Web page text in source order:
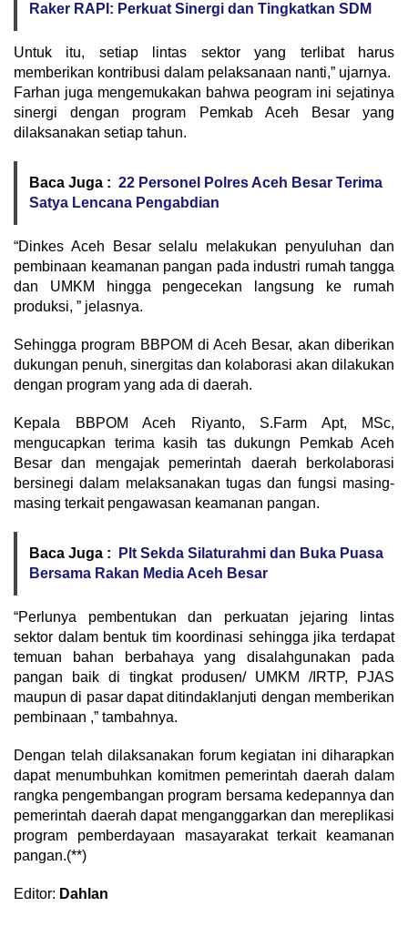
Raker RAPI: Perkuat Sinergi dan Tingkatkan SDM
Untuk itu, setiap lintas sektor yang terlibat harus
memberikan kontribusi dalam pelaksanaan nanti,” ujarnya.
Farhan juga mengemukakan bahwa peogram ini sejatinya
sinergi dengan program Pemkab Aceh Besar yang
dilaksanakan setiap tahun.
Baca Juga : 22 Personel Polres Aceh Besar Terima
Satya Lencana Pengabdian
“Dinkes Aceh Besar selalu melakukan penyuluhan dan
pembinaan keamanan pangan pada industri rumah tangga
dan UMKM hingga pengecekan langsung ke rumah
produksi, ” jelasnya.
Sehingga program BBPOM di Aceh Besar, akan diberikan
dukungan penuh, sinergitas dan kolaborasi akan dilakukan
dengan program yang ada di daerah.
Kepala BBPOM Aceh Riyanto, S.Farm Apt, MSc,
mengucapkan terima kasih tas dukungn Pemkab Aceh
Besar dan mengajak pemerintah daerah berkolaborasi
bersinegi dalam melaksanakan tugas dan fungsi masing-
masing terkait pengawasan keamanan pangan.
Baca Juga :
Plt Sekda Silaturahmi dan Buka Puasa
Bersama Rakan Media Aceh Besar
“Perlunya pembentukan dan perkuatan jejaring lintas
sektor dalam bentuk tim koordinasi sehingga jika terdapat
temuan bahan berbahaya yang disalahgunakan pada
pangan baik di tingkat produsen/ UMKM /IRTP, PJAS
maupun di pasar dapat ditindaklanjuti dengan memberikan
pembinaan ,” tambahnya.
Dengan telah dilaksanakan forum kegiatan ini diharapkan
dapat menumbuhkan komitmen pemerintah daerah dalam
rangka pengembangan program bersama kedepannya dan
pemerintah daerah dapat menganggarkan dan mereplikasi
program pemberdayaan masayarakat terkait keamanan
pangan.(**)
Editor: Dahlan